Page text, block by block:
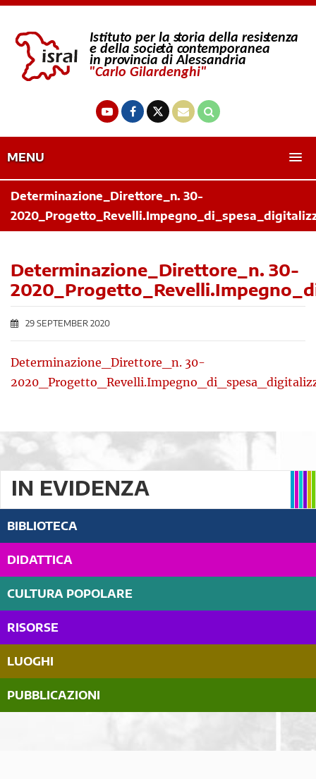
MENU
Determinazione_Direttore_n. 30-
Determinazione_Direttore_n. 30-
29 SEPTEMBER 2020
Determinazione_Direttore_n. 30-
IN EVIDENZA
BIBLIOTECA
DIDATTICA
CULTURA POPOLARE
RISORSE
LUOGHI
PUBBLICAZIONI